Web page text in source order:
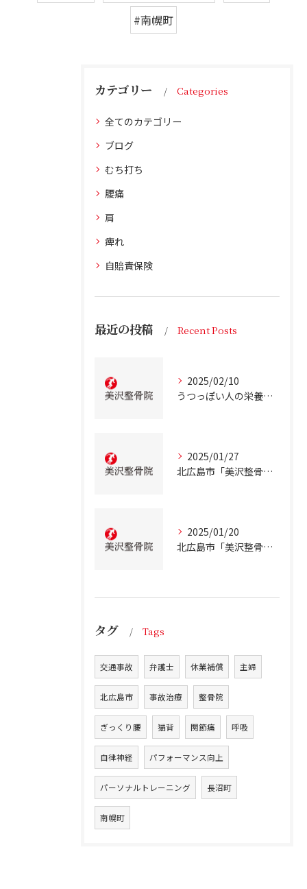
#南幌町
カテゴリー Categories
全てのカテゴリー
ブログ
むち打ち
腰痛
肩
痺れ
自賠責保険
最近の投稿 Recent Posts
2025/02/10
うつっぽい人の栄養状態
2025/01/27
北広島市「美沢整骨院」が解説！慢性的な低血糖について
2025/01/20
北広島市「美沢整骨院」が解説！テアニンの効果について
タグ Tags
交通事故 弁護士 休業補償 主婦
北広島市 事故治療 整骨院
ぎっくり腰 猫背 関節痛 呼吸
自律神経 パフォーマンス向上
パーソナルトレーニング 長沼町
南幌町